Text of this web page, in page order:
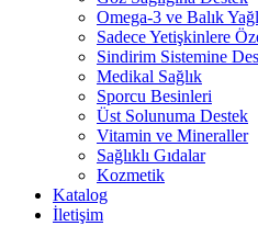
Omega-3 ve Balık
Sadece Yetişkinlere
Sindirim Sistemine
Medikal Sağlık
Sporcu Besinleri
Üst Solunuma Destek
Vitamin ve Mineraller
Sağlıklı Gıdalar
Kozmetik
Katalog
İletişim